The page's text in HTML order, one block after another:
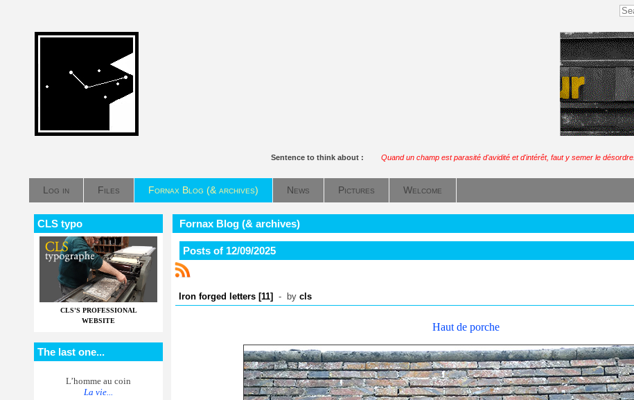
Sentence to think about : Quand un champ est parasité d'avidité et d'intérêt, faut y semer le désordre.
Log in Files Fornax Blog (& archives) News Pictures Welcome
CLS typo
CLS'S PROFESSIONAL
WEBSITE
The last one...
L’homme au coin
La vie...
Fornax Blog (& archives)
Posts of 12/09/2025
Iron forged letters [11] - by cls
Haut de porche